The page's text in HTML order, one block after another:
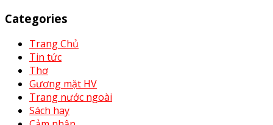
Categories
Trang Chủ
Tin tức
Thơ
Gương mặt HV
Trang nước ngoài
Sách hay